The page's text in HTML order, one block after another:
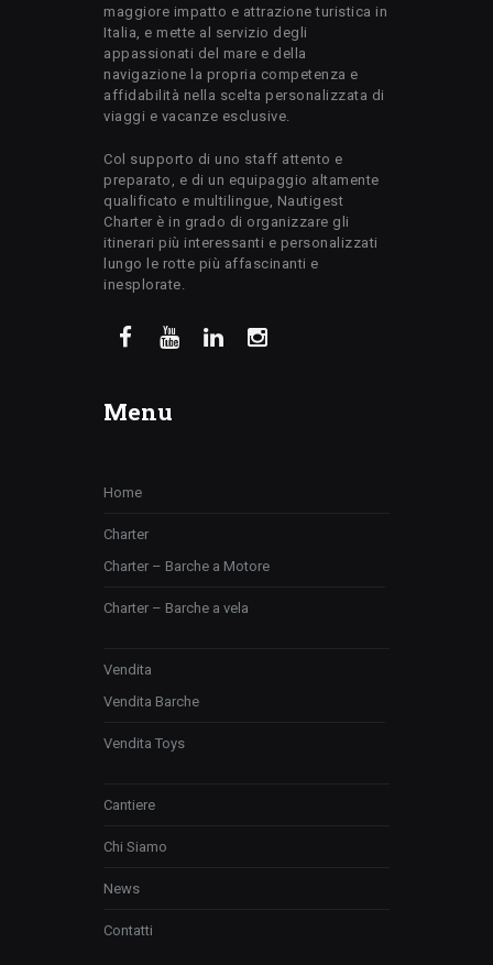
maggiore impatto e attrazione turistica in
Italia, e mette al servizio degli
appassionati del mare e della
navigazione la propria competenza e
affidabilità nella scelta personalizzata di
viaggi e vacanze esclusive.
Col supporto di uno staff attento e
preparato, e di un equipaggio altamente
qualificato e multilingue, Nautigest
Charter è in grado di organizzare gli
itinerari più interessanti e personalizzati
lungo le rotte più affascinanti e
inesplorate.
Menu
Home
Charter
Charter – Barche a Motore
Charter – Barche a vela
Vendita
Vendita Barche
Vendita Toys
Cantiere
Chi Siamo
News
Contatti